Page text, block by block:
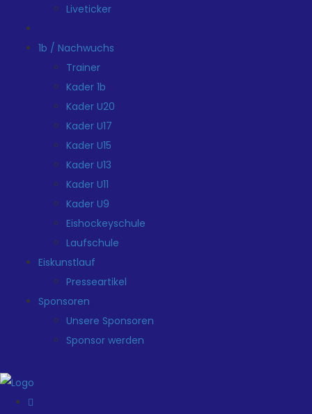
Liveticker
1b / Nachwuchs
Trainer
Kader 1b
Kader U20
Kader U17
Kader U15
Kader U13
Kader U11
Kader U9
Eishockeyschule
Laufschule
Eiskunstlauf
Presseartikel
Sponsoren
Unsere Sponsoren
Sponsor werden